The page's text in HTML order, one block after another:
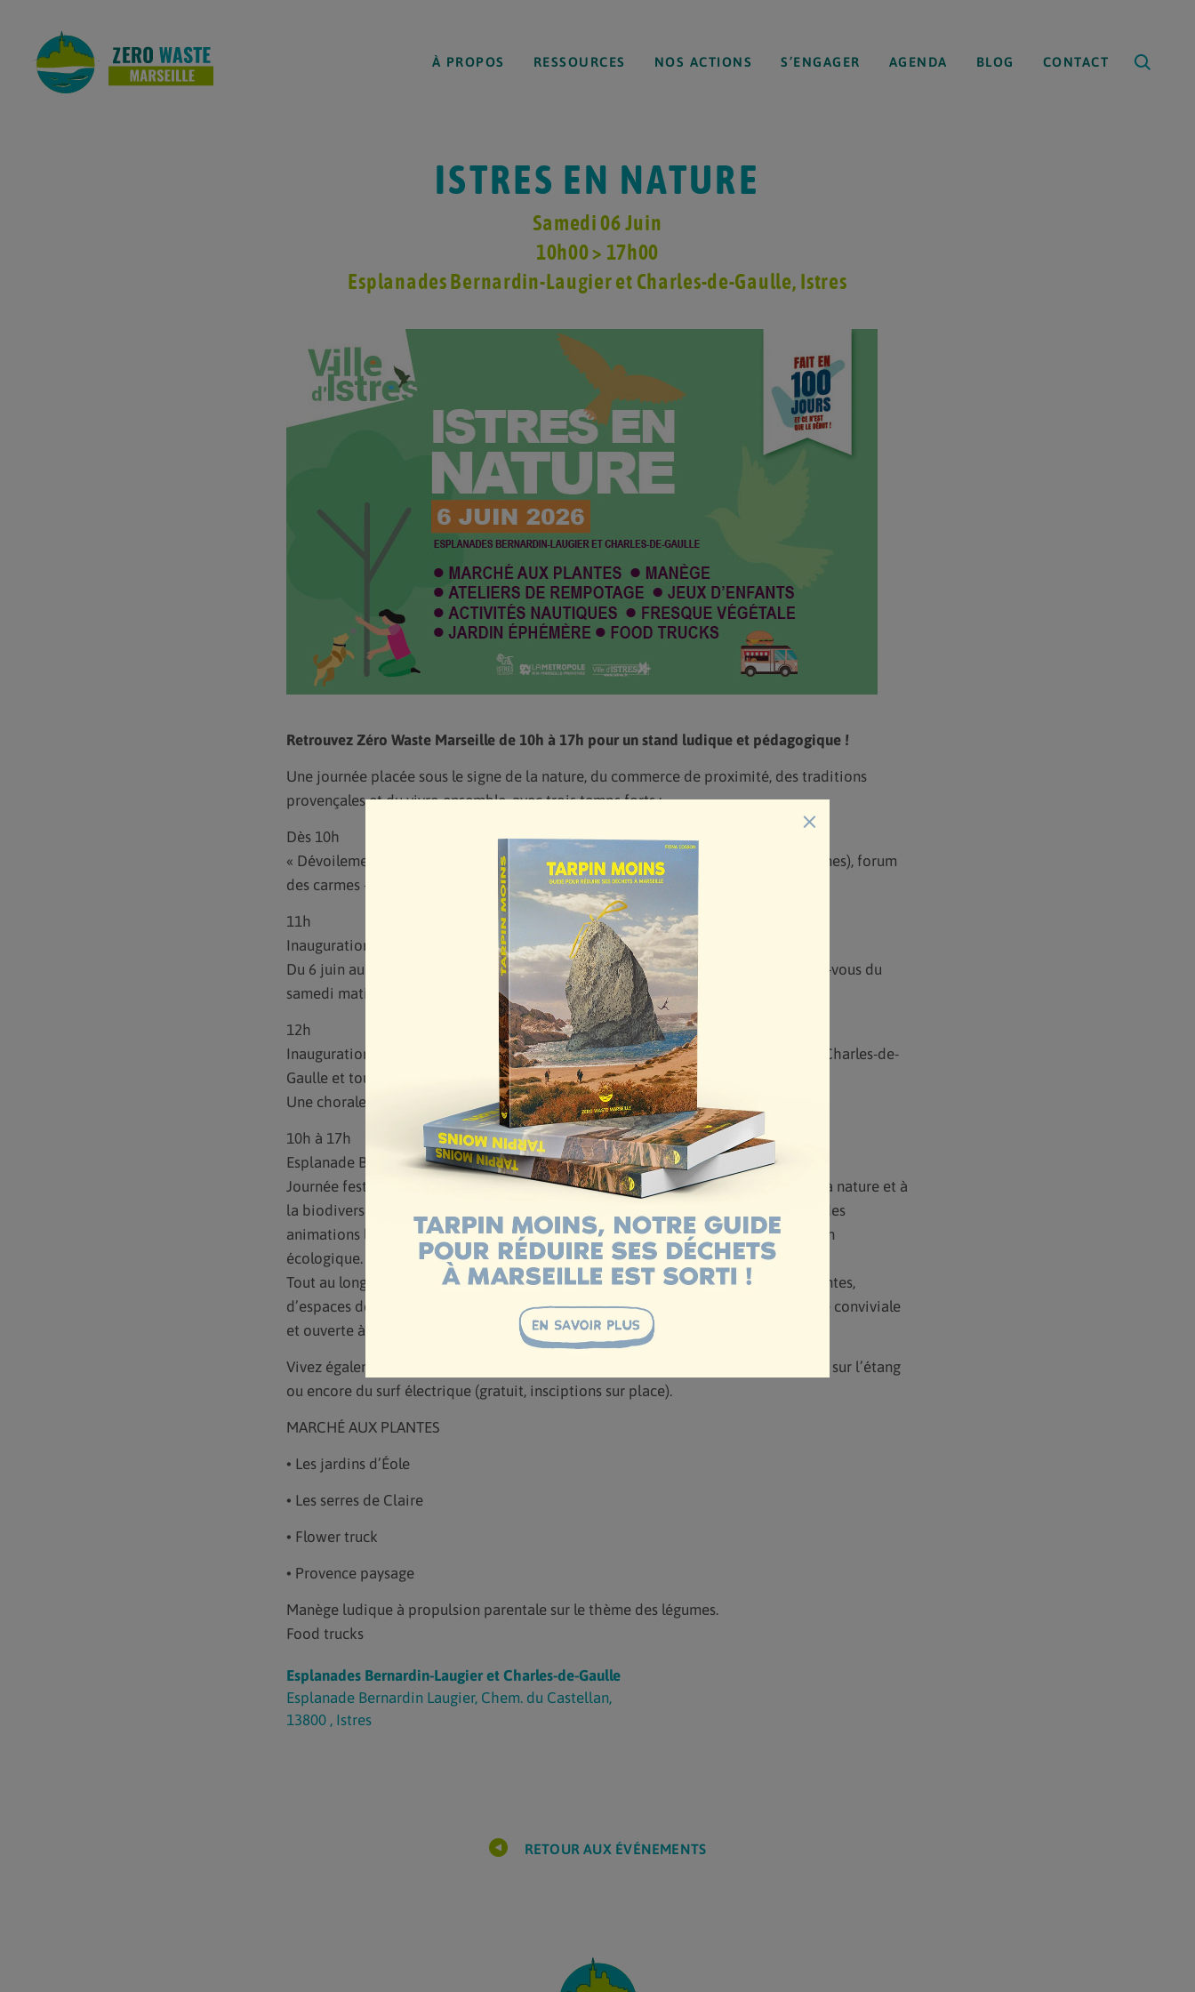
À PROPOS RESSOURCES NOS ACTIONS S’ENGAGER AGENDA BLOG CONTACT
ISTRES EN NATURE
Samedi 06 Juin
10h00 > 17h00
Esplanades Bernardin-Laugier et Charles-de-Gaulle, Istres
Retrouvez Zéro Waste Marseille de 10h à 17h pour un stand ludique et pédagogique !
Une journée placée sous le signe de la nature, du commerce de proximité, des traditions
provençales et du vivre-ensemble, avec trois temps forts :
Dès 10h
« Dévoilement du Projet de Pergola » porté par le CMJ (Conseil Municipal des Jeunes), forum
des carmes – place Patricia-Tranchand.
11h
Inauguration du nouveau marché provençal “l’Instant Provençal“ au portail d’Arles.
Du 6 juin au 26 septembre, les allées Jean-Jaurès accueillent votre nouveau rendez-vous du
samedi matin, de 9h à 13h30.
12h
Inauguration de l’événement “Istres en nature“ – Esplanades Bernardin-Laugier et Charles-de-
Gaulle et tour de l’étang de l’Olivier avec un rafraîchissement.
Une chorale provençale viendra accompagner les animations et les inaugurations.
10h à 17h
Esplanade Bernardin-Laugier et rives de l’étang de l’Olivier.
Journée festive et familiale organisée par la ville d’Istres, consacrée au végétal, à la nature et à
la biodiversité. Dans un cadre en bord d’étang, l’événement propose des ateliers, des
animations ludiques et pédagogiques autour de l’environnement et de la transition
écologique.
Tout au long de la journée, les visiteurs peuvent aussi profiter d’un marché aux plantes,
d’espaces de jeux, d’un manège pour enfants et de food trucks, dans une ambiance conviviale
et ouverte à tous.
Vivez également des expériences originales avec des balades en bateau électrique sur l’étang
ou encore du surf électrique (gratuit, insciptions sur place).
MARCHÉ AUX PLANTES
• Les jardins d’Éole
• Les serres de Claire
• Flower truck
• Provence paysage
Manège ludique à propulsion parentale sur le thème des légumes.
Food trucks
Esplanades Bernardin-Laugier et Charles-de-Gaulle
Esplanade Bernardin Laugier, Chem. du Castellan,
13800 , Istres
RETOUR AUX ÉVÉNEMENTS
×